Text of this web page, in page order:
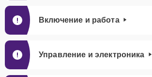
Включение и работа
Управление и электроника